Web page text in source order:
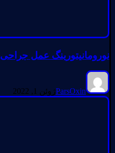
نورومانیتورینگ عمل جراحی Revision ASF And canal stenosis جراحی مجدد وسیله گذاری گردن.تنگی و میلوپاتی
ParsOxinژوئن 1, 2022